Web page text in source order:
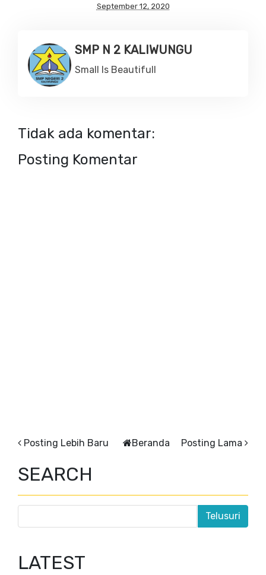
September 12, 2020
SMP N 2 KALIWUNGU
Small Is Beautifull
Tidak ada komentar:
Posting Komentar
Posting Lebih Baru Posting Lama
Beranda
SEARCH
LATEST